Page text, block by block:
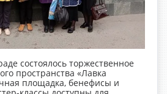
состоялось торжественное
пространства «Лавка
площадка, бенефисы и